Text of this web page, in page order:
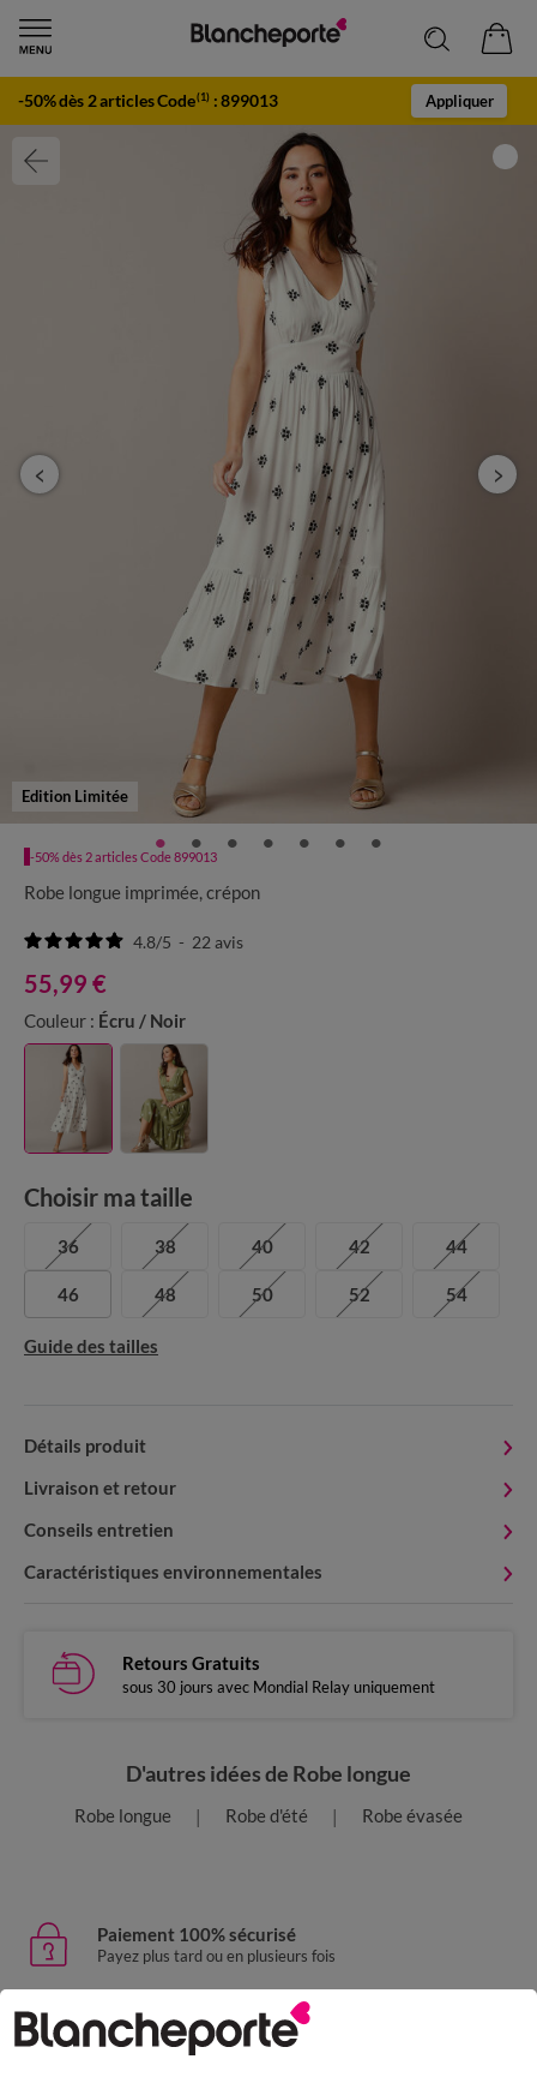
-50% dès 2 articles Code(1) :899013 Appliquer
Edition Limitée
-50% dès 2 articles Code 899013
Robe longue imprimée, crépon
4.8/5 - 22 avis
55,99 €
Couleur : Écru / Noir
Choisir ma taille
36 38 40 42 44
46 48 50 52 54
Guide des tailles
Détails produit
Livraison et retour
Conseils entretien
Caractéristiques environnementales
Retours Gratuits
sous 30 jours avec Mondial Relay uniquement
D'autres idées de Robe longue
Robe longue Robe d'été Robe évasée
Paiement 100% sécurisé
Payez plus tard ou en plusieurs fois
Livraison express
domicile, relais, consignes automatiques